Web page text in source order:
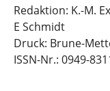
Redaktion: K.-M.
E Schmidt
Druck: Brune-
ISSN-Nr.: 0949-